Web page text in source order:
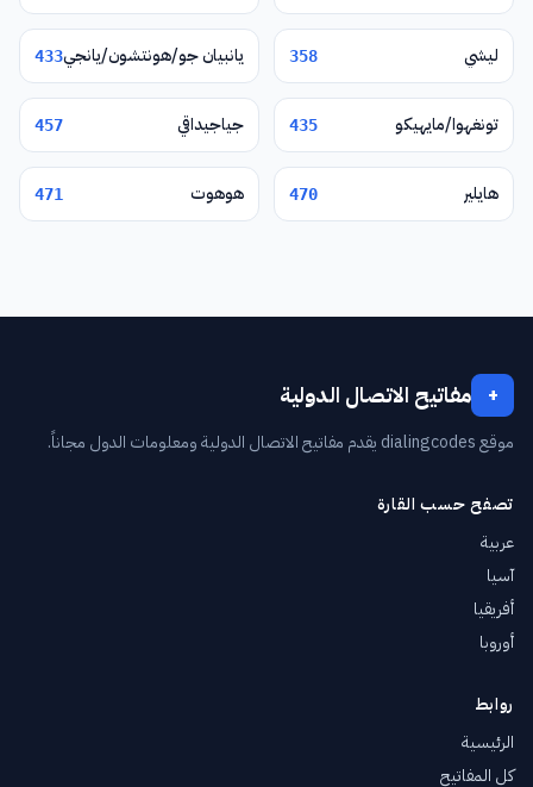
ليشي 358 يانبيان جو/هونتشون/يانجي433
تونغهوا/مايهيكو 435 جياجيداقي 457
هايلير 470 هوهوت 471
+ مفاتيح الاتصال الدولية
موقع dialingcodes يقدم مفاتيح الاتصال الدولية ومعلومات الدول مجاناً.
تصفح حسب القارة
عربية
آسيا
أفريقيا
أوروبا
روابط
الرئيسية
كل المفاتيح